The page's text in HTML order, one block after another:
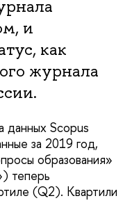
и
как
журнала
данных Scopus
за 2019 год,
образования»
теперь
(Q2). Квартили